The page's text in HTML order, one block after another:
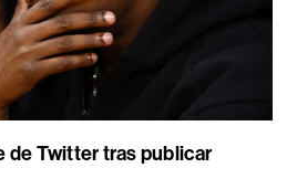
de Twitter tras publicar